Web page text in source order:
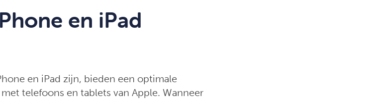
en iPad
en iPad zijn, bieden een optimale
telefoons en tablets van Apple. Wanneer